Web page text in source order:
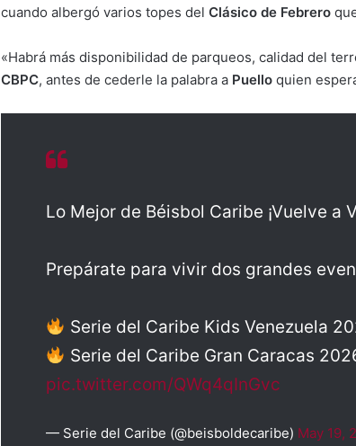
cuando albergó varios topes del Clásico de Febrero
«Habrá más disponibilidad de parqueos, calidad del
CBPC, antes de cederle la palabra a Puello quien
Lo Mejor de Béisbol Caribe ¡Vuelve a
Prepárate para vivir dos grandes
Serie del Caribe Kids Venezuela
Serie del Caribe Gran Caracas
pic.twitter.com/QWq4qInGvc
— Serie del Caribe (@beisboldecaribe) May 19,